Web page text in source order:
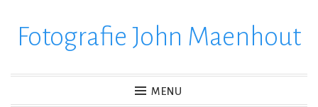
verderFotografie John Maenhout
MENU